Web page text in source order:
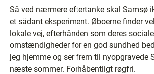
Så ved nærmere eftertanke skal Samsø
et sådant eksperiment. Øboerne finder
lokale vej, efterhånden som deres
omstændigheder for en god sundhed
jeg hjemme og ser frem til nyopgravede
næste sommer. Forhåbentligt røgfri.